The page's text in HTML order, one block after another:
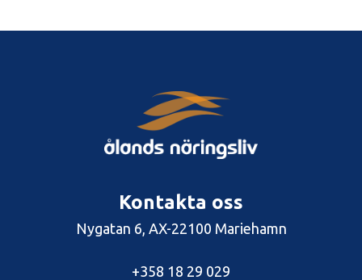
Kontakta oss
Nygatan 6, AX-22100 Mariehamn
+358 18 29 029